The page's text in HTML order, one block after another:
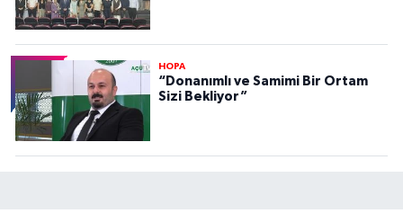
HOPA
“Donanımlı ve Samimi Bir Ortam
Sizi Bekliyor”